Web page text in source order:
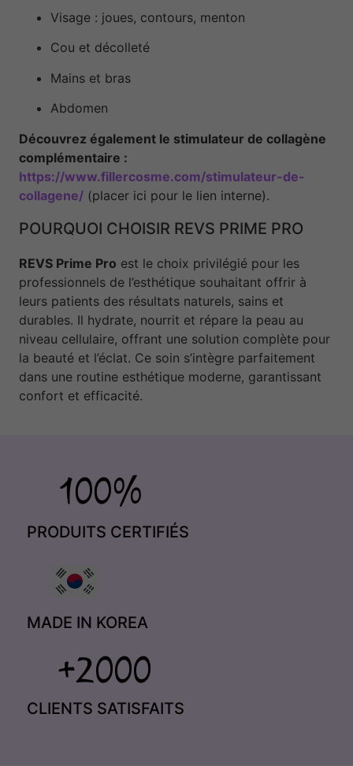
Visage : joues, contours, menton
Cou et décolleté
Mains et bras
Abdomen
Découvrez également le stimulateur de collagène
complémentaire :
https://www.fillercosme.com/stimulateur-de-
collagene/ (placer ici pour le lien interne).
POURQUOI CHOISIR REVS PRIME PRO
REVS Prime Pro est le choix privilégié pour les
professionnels de l’esthétique souhaitant offrir à
leurs patients des résultats naturels, sains et
durables. Il hydrate, nourrit et répare la peau au
niveau cellulaire, offrant une solution complète pour
la beauté et l’éclat. Ce soin s’intègre parfaitement
dans une routine esthétique moderne, garantissant
confort et efficacité.
PRODUITS CERTIFIÉS
MADE IN KOREA
CLIENTS SATISFAITS